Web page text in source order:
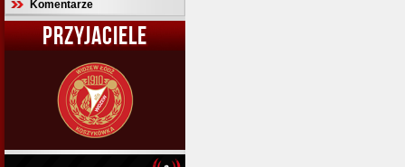
Komentarze
PRZYJACIELE